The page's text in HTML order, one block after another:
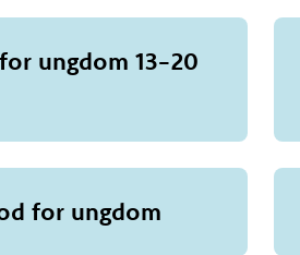
ungdom 13-20
for ungdom